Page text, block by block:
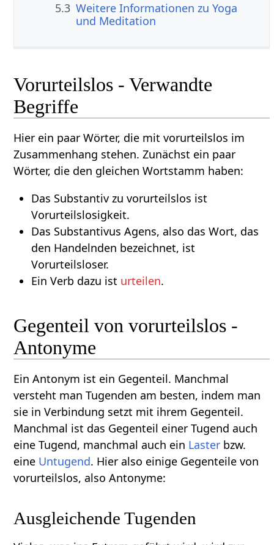
5.3 Weitere Informationen zu Yoga
und Meditation
Vorurteilslos - Verwandte
Begriffe
Hier ein paar Wörter, die mit vorurteilslos im
Zusammenhang stehen. Zunächst ein paar
Wörter, die den gleichen Wortstamm haben:
Das Substantiv zu vorurteilslos ist
Vorurteilslosigkeit.
Das Substantivus Agens, also das Wort, das
den Handelnden bezeichnet, ist
Vorurteilsloser.
Ein Verb dazu ist urteilen.
Gegenteil von vorurteilslos -
Antonyme
Ein Antonym ist ein Gegenteil. Manchmal
versteht man Tugenden am besten, indem man
sie in Verbindung setzt mit ihrem Gegenteil.
Manchmal ist das Gegenteil einer Tugend auch
eine Tugend, manchmal auch ein Laster bzw.
eine Untugend. Hier also einige Gegenteile von
vorurteilslos, also Antonyme:
Ausgleichende Tugenden